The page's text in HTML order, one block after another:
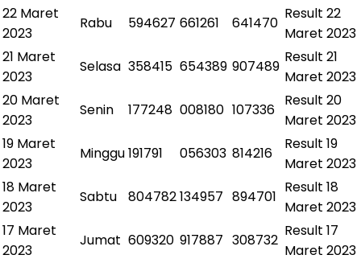
22 Maret
2023
Rabu 594627 661261 641470
Result 22
Maret 2023
21 Maret
2023
Selasa 358415 654389 907489
Result 21
Maret 2023
20 Maret
2023
Senin 177248 008180 107336
Result 20
Maret 2023
19 Maret
2023
Minggu191791 056303 814216
Result 19
Maret 2023
18 Maret
2023
Sabtu 804782134957 894701
Result 18
Maret 2023
17 Maret
2023
Jumat 609320 917887 308732
Result 17
Maret 2023